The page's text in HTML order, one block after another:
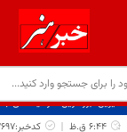
خیرین، بزرگترین سرمایه های
6:44 ق.ظ
کدخبر:53697